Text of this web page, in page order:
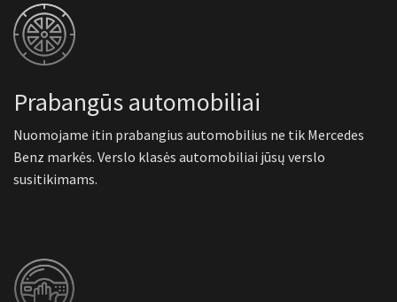
Prabangūs automobiliai
Nuomojame itin prabangius automobilius ne tik Mercedes
Benz markės. Verslo klasės automobiliai jūsų verslo
susitikimams.